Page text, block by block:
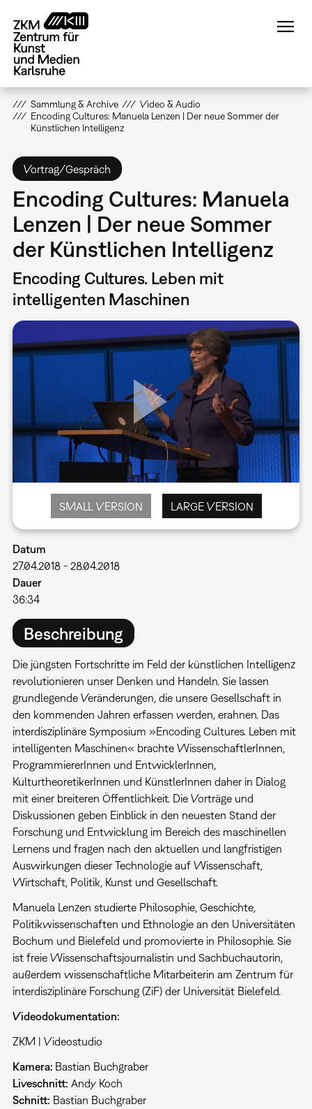
zum
Inhalt
Sammlung & Archive
Video & Audio
Encoding Cultures: Manuela Lenzen | Der neue Sommer der
Künstlichen Intelligenz
Vortrag/Gespräch
Encoding Cultures: Manuela
Lenzen | Der neue Sommer
der Künstlichen Intelligenz
Encoding Cultures. Leben mit
intelligenten Maschinen
SMALL VERSION LARGE VERSION
Datum
27.04.2018- 28.04.2018
Dauer
36:34
Beschreibung
Die jüngsten Fortschritte im Feld der künstlichen Intelligenz
revolutionieren unser Denken und Handeln. Sie lassen
grundlegende Veränderungen, die unsere Gesellschaft in
den kommenden Jahren erfassen werden, erahnen. Das
interdisziplinäre Symposium »Encoding Cultures. Leben mit
intelligenten Maschinen« brachte WissenschaftlerInnen,
ProgrammiererInnen und EntwicklerInnen,
KulturtheoretikerInnen und KünstlerInnen daher in Dialog
mit einer breiteren Öffentlichkeit. Die Vorträge und
Diskussionen geben Einblick in den neuesten Stand der
Forschung und Entwicklung im Bereich des maschinellen
Lernens und fragen nach den aktuellen und langfristigen
Auswirkungen dieser Technologie auf Wissenschaft,
Wirtschaft, Politik, Kunst und Gesellschaft.
Manuela Lenzen studierte Philosophie, Geschichte,
Politikwissenschaften und Ethnologie an den Universitäten
Bochum und Bielefeld und promovierte in Philosophie. Sie
ist freie Wissenschaftsjournalistin und Sachbuchautorin,
außerdem wissenschaftliche Mitarbeiterin am Zentrum für
interdisziplinäre Forschung (ZiF) der Universität Bielefeld.
Videodokumentation:
ZKM | Videostudio
Kamera: Bastian Buchgraber
Liveschnitt: Andy Koch
Schnitt: Bastian Buchgraber